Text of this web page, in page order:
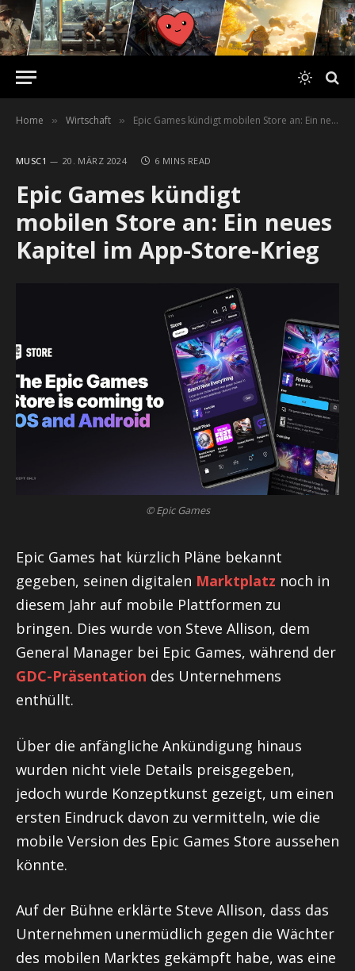
Home » Wirtschaft » Epic Games kündigt mobilen Store an: Ein neues Kapitel im App-Store-Krieg
MUSC1 20. MÄRZ 2024 6 MINS READ
Epic Games kündigt
mobilen Store an: Ein neues
Kapitel im App-Store-Krieg
© Epic Games
Epic Games hat kürzlich Pläne bekannt
gegeben, seinen digitalen Marktplatz noch in
diesem Jahr auf mobile Plattformen zu
bringen. Dies wurde von Steve Allison, dem
General Manager bei Epic Games, während der
GDC-Präsentation des Unternehmens
enthüllt.
Über die anfängliche Ankündigung hinaus
wurden nicht viele Details preisgegeben,
jedoch wurde Konzeptkunst gezeigt, um einen
ersten Eindruck davon zu vermitteln, wie die
mobile Version des Epic Games Store aussehen
könnte.
Auf der Bühne erklärte Steve Allison, dass das
Unternehmen unermüdlich gegen die Wächter
des mobilen Marktes gekämpft habe, was eine